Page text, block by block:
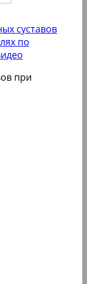
суставов
по